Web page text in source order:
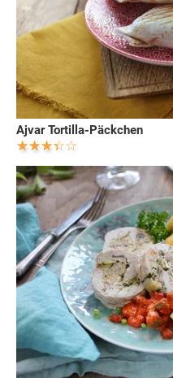
Ajvar Tortilla-Päckchen